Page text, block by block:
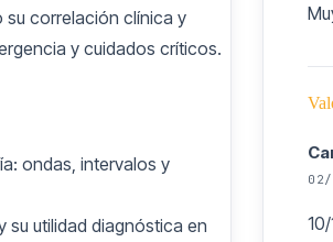
correlación clínica y
y cuidados críticos.
ondas, intervalos y
utilidad diagnóstica en